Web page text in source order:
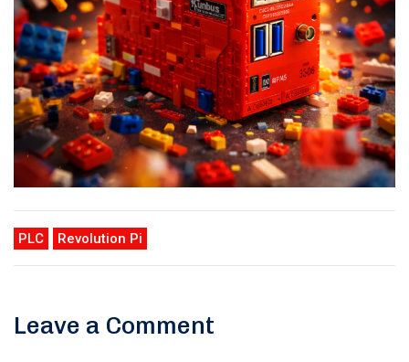
PLC Revolution Pi
Leave a Comment